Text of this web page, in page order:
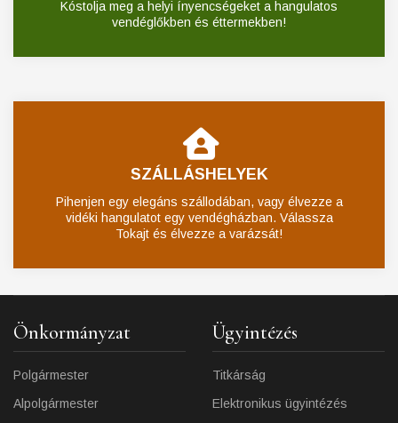
Kóstolja meg a helyi ínyencségeket a hangulatos
vendéglőkben és éttermekben!
SZÁLLÁSHELYEK
Pihenjen egy elegáns szállodában, vagy élvezze a
vidéki hangulatot egy vendégházban. Válassza
Tokajt és élvezze a varázsát!
Önkormányzat
Polgármester
Alpolgármester
Ügyintézés
Titkárság
Elektronikus ügyintézés